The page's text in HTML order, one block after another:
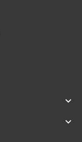
keyboard_arrow_down
keyboard_arrow_down